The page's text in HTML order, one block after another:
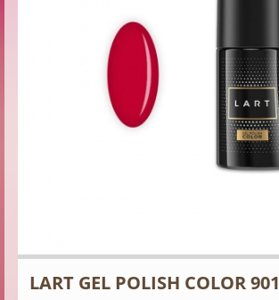
LART GEL POLISH COLOR 901